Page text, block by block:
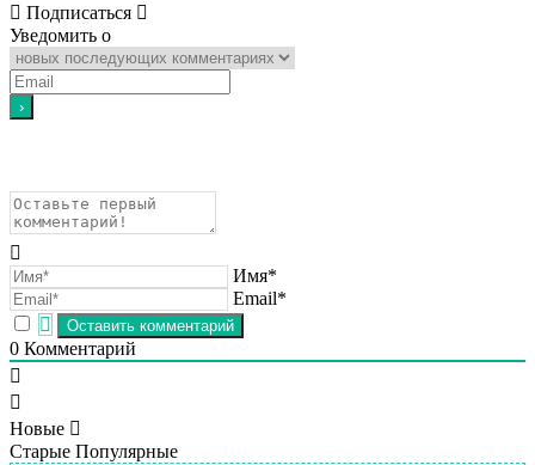
Подписаться
Уведомить о
Имя*
Email*
0 Комментарий
Новые
Старые Популярные